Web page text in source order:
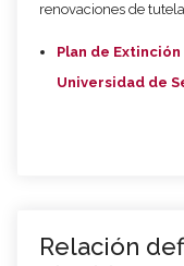
renovaciones de
Plan de
Universidad de
Relación